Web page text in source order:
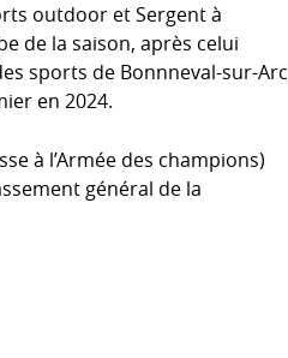
outdoor et Sergent à
de la saison, après celui
sports de Bonnneval-sur-Arc
en 2024.
à l’Armée des champions)
général de la